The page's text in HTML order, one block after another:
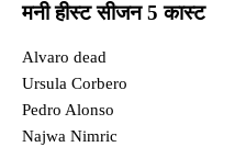
मनी हीस्ट सीजन 5 कास्ट
Alvaro dead
Ursula Corbero
Pedro Alonso
Najwa Nimric